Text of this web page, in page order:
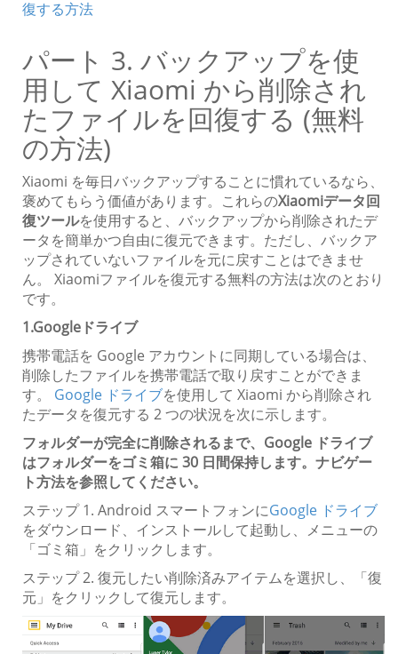
復する方法
パート 3. バックアップを使
用して Xiaomi から削除され
たファイルを回復する (無料
の方法)
Xiaomi を毎日バックアップすることに慣れているなら、
褒めてもらう価値があります。これらのXiaomiデータ回
復ツールを使用すると、バックアップから削除されたデ
ータを簡単かつ自由に復元できます。ただし、バックア
ップされていないファイルを元に戻すことはできませ
ん。 Xiaomiファイルを復元する無料の方法は次のとおり
です。
1.Googleドライブ
携帯電話を Google アカウントに同期している場合は、
削除したファイルを携帯電話で取り戻すことができま
す。 Google ドライブを使用して Xiaomi から削除され
たデータを復元する 2 つの状況を次に示します。
フォルダーが完全に削除されるまで、Google ドライブ
はフォルダーをゴミ箱に 30 日間保持します。 ナビゲー
ト方法を参照してください。
ステップ 1. Android スマートフォンにGoogle ドライブ
をダウンロード、インストールして起動し、メニューの
「ゴミ箱」をクリックします。
ステップ 2. 復元したい削除済みアイテムを選択し、「復
元」をクリックして復元します。